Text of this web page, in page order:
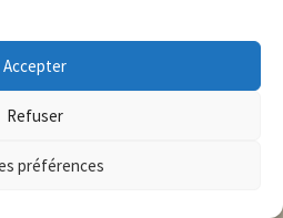
Accepter
Refuser
préférences